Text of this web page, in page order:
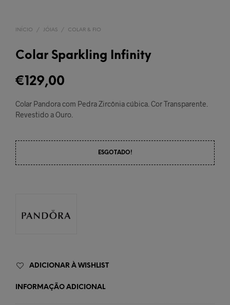
INÍCIO / JÓIAS / COLAR & FIO
Colar Sparkling Infinity
€129,00
Colar Pandora com Pedra Zircônia cúbica. Cor Transparente.
Revestido a Ouro.
ESGOTADO!
ADICIONAR À WISHLIST
INFORMAÇÃO ADICIONAL